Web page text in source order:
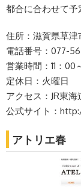
都合に合わせて予
住所：滋賀県草津
電話番号：077-
営業時間：11：00
定休日：火曜日
アクセス：JR東
公式サイト：
アトリエ春